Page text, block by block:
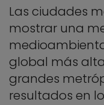
Las ciudades
mostrar una
global más
grandes
resultados en